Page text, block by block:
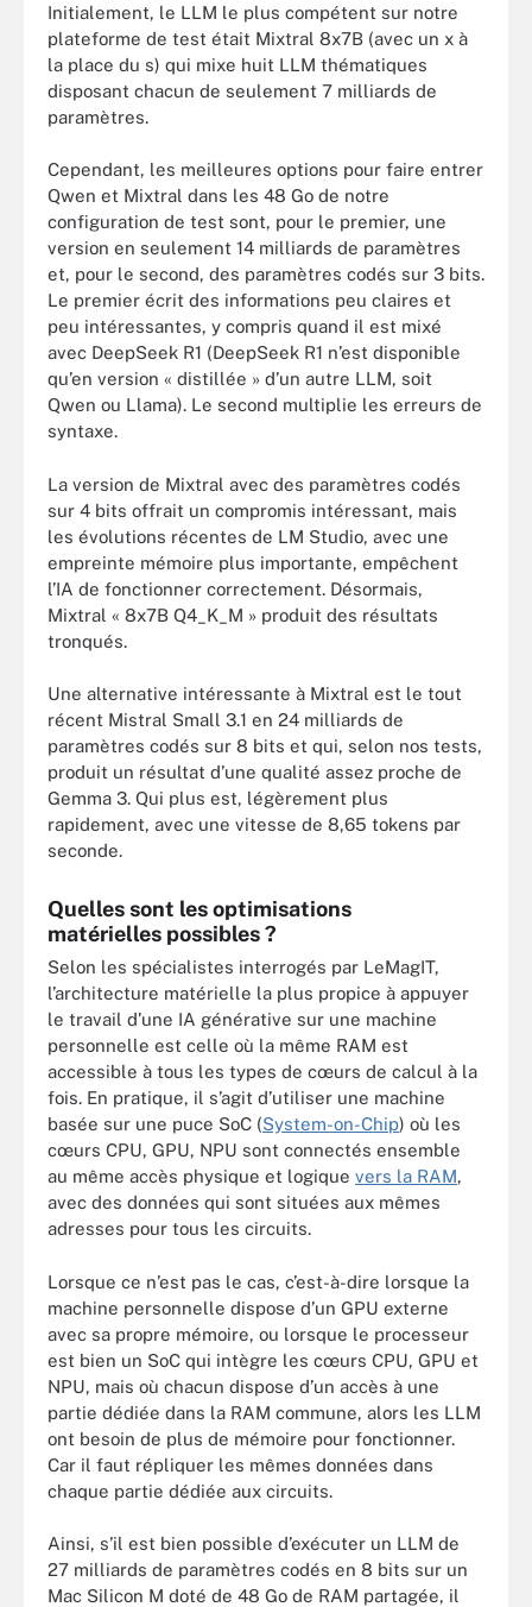
Initialement, le LLM le plus compétent sur notre
plateforme de test était Mixtral 8x7B (avec un x à
la place du s) qui mixe huit LLM thématiques
disposant chacun de seulement 7 milliards de
paramètres.
Cependant, les meilleures options pour faire entrer
Qwen et Mixtral dans les 48 Go de notre
configuration de test sont, pour le premier, une
version en seulement 14 milliards de paramètres
et, pour le second, des paramètres codés sur 3 bits.
Le premier écrit des informations peu claires et
peu intéressantes, y compris quand il est mixé
avec DeepSeek R1 (DeepSeek R1 n’est disponible
qu’en version « distillée » d’un autre LLM, soit
Qwen ou Llama). Le second multiplie les erreurs de
syntaxe.
La version de Mixtral avec des paramètres codés
sur 4 bits offrait un compromis intéressant, mais
les évolutions récentes de LM Studio, avec une
empreinte mémoire plus importante, empêchent
l’IA de fonctionner correctement. Désormais,
Mixtral « 8x7B Q4_K_M » produit des résultats
tronqués.
Une alternative intéressante à Mixtral est le tout
récent Mistral Small 3.1 en 24 milliards de
paramètres codés sur 8 bits et qui, selon nos tests,
produit un résultat d’une qualité assez proche de
Gemma 3. Qui plus est, légèrement plus
rapidement, avec une vitesse de 8,65 tokens par
seconde.
Quelles sont les optimisations
matérielles possibles ?
Selon les spécialistes interrogés par LeMagIT,
l’architecture matérielle la plus propice à appuyer
le travail d’une IA générative sur une machine
personnelle est celle où la même RAM est
accessible à tous les types de cœurs de calcul à la
fois. En pratique, il s’agit d’utiliser une machine
basée sur une puce SoC (System-on-Chip) où les
cœurs CPU, GPU, NPU sont connectés ensemble
au même accès physique et logique vers la RAM,
avec des données qui sont situées aux mêmes
adresses pour tous les circuits.
Lorsque ce n’est pas le cas, c’est-à-dire lorsque la
machine personnelle dispose d’un GPU externe
avec sa propre mémoire, ou lorsque le processeur
est bien un SoC qui intègre les cœurs CPU, GPU et
NPU, mais où chacun dispose d’un accès à une
partie dédiée dans la RAM commune, alors les LLM
ont besoin de plus de mémoire pour fonctionner.
Car il faut répliquer les mêmes données dans
chaque partie dédiée aux circuits.
Ainsi, s’il est bien possible d’exécuter un LLM de
27 milliards de paramètres codés en 8 bits sur un
Mac Silicon M doté de 48 Go de RAM partagée, il